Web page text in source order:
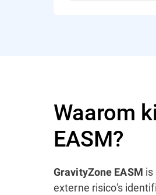
Waarom
EASM?
GravityZone EASM
externe risico's